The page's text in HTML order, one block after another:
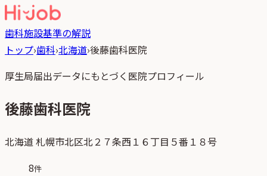
歯科施設基準の解説
トップ›歯科›北海道›後藤歯科医院
厚生局届出データにもとづく医院プロフィール
後藤歯科医院
北海道札幌市北区北２７条西１６丁目５番１８号
8件